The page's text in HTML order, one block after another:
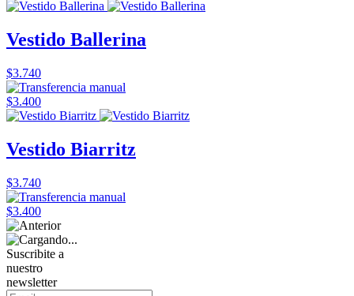
Vestido Ballerina
$3.740
$3.400
Vestido Biarritz
$3.740
$3.400
Suscribite a
nuestro
newsletter